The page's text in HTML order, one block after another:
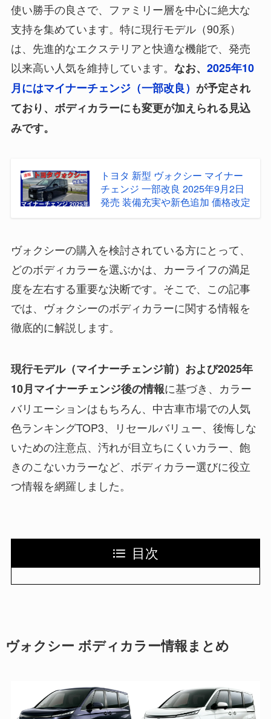
使い勝手の良さで、ファミリー層を中心に絶大な
支持を集めています。特に現行モデル（90系）
は、先進的なエクステリアと快適な機能で、発売
以来高い人気を維持しています。 なお、 2025年10
月にはマイナーチェンジ（一部改良） が予定され
ており、ボディカラーにも変更が加えられる見込
みです。
トヨタ 新型 ヴォクシー マイナー
チェンジ 一部改良 2025年9月2日
発売 装備充実や新色追加 価格改定
ヴォクシーの購入を検討されている方にとって、
どのボディカラーを選ぶかは、カーライフの満足
度を左右する重要な決断です。そこで、この記事
では、ヴォクシーのボディカラーに関する情報を
徹底的に解説します。
現行モデル（マイナーチェンジ前）および2025年
10月マイナーチェンジ後の情報に基づき、カラー
バリエーションはもちろん、中古車市場での人気
色ランキングTOP3、リセールバリュー、後悔しな
いための注意点、汚れが目立ちにくいカラー、飽
きのこないカラーなど、ボディカラー選びに役立
つ情報を網羅しました。
目次
ヴォクシー ボディカラー情報まとめ